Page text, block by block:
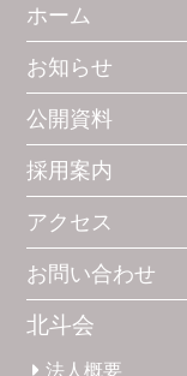
ホーム
お知らせ
公開資料
採用案内
アクセス
お問い合わせ
北斗会
法人概要